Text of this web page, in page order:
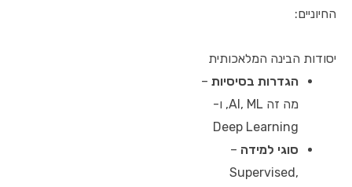
החיוניים:
יסודות הבינה המלאכותית
הגדרות בסיסיות –
מה זה AI, ML, ו-
Deep Learning
סוגי למידה –
Supervised,